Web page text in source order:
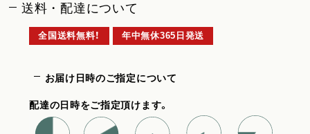
送料・配達について
全国送料無料！ 年中無休365日発送
お届け日時のご指定について
配達の日時をご指定頂けます。